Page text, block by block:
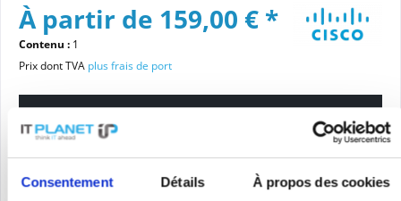
Consentement Détails À propos des cookies
À partir de 159,00 € *
Contenu : 1
Prix dont TVA plus frais de port
Veuillez choisir une variante
État de l'article